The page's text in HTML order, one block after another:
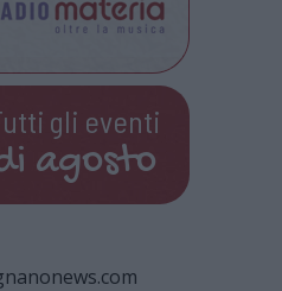
gli eventi
agosto